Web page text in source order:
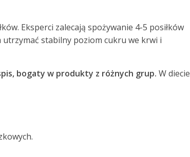
Eksperci zalecają spożywanie 4-5 posiłków
stabilny poziom cukru we krwi i
bogaty w produkty z różnych grup. W diecie